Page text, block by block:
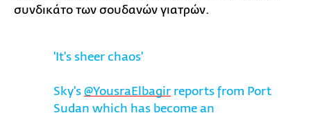
συνδικάτο των σουδανών γιατρών.
'It's sheer chaos'
Sky's @YousraElbagir reports from Port
Sudan which has become an